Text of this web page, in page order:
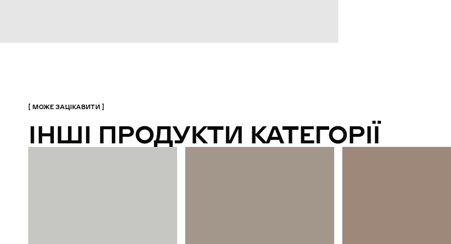
МОЖЕ ЗАЦІКАВИТИ
ІНШІ ПРОДУКТИ КАТЕГОРІЇ